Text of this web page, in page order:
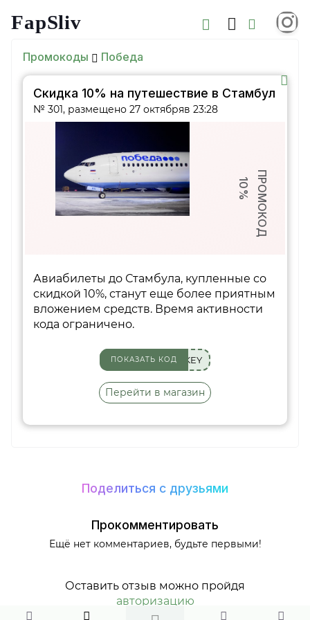
FapSliv
Промокоды Победа
Скидка 10% на путешествие в Стамбул
№ 301, размещено 27 октябряв 23:28
ПРОМОКОД
10%
Авиабилеты до Стамбула, купленные со
скидкой 10%, станут еще более приятным
вложением средств. Время активности
кода ограничено.
KEY
ПОКАЗАТЬ КОД
Перейти в магазин
Поделиться с друзьями
Прокомментировать
Ещё нет комментариев, будьте первыми!
Оставить отзыв можно пройдя
авторизацию